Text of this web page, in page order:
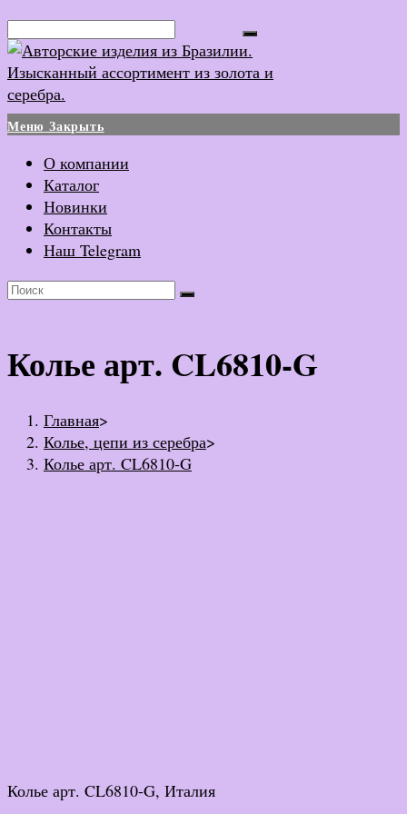
Перейти
к
содержимому
Меню Закрыть
О компании
Каталог
Новинки
Контакты
Наш Telegram
Колье арт. CL6810-G
Главная>
Колье, цепи из серебра>
Колье арт. CL6810-G
Колье арт. CL6810-G, Италия